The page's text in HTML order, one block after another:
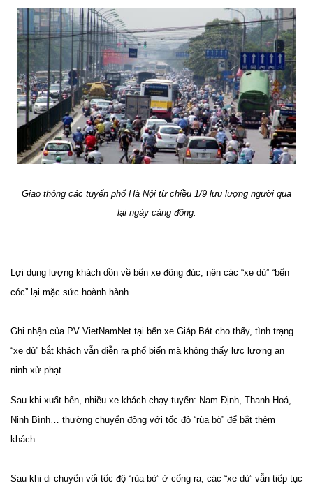
Giao thông các tuyến phố Hà Nội từ chiều 1/9 lưu lượng người qua
lại ngày càng đông.
Lợi dụng lượng khách dồn về bến xe đông đúc, nên các “xe dù” “bến
cóc” lại mặc sức hoành hành
Ghi nhận của PV VietNamNet tại bến xe Giáp Bát cho thấy, tình trạng
“xe dù” bắt khách vẫn diễn ra phổ biến mà không thấy lực lượng an
ninh xử phạt.
Sau khi xuất bến, nhiều xe khách chạy tuyến: Nam Định, Thanh Hoá,
Ninh Bình… thường chuyển động với tốc độ “rùa bò” để bắt thêm
khách.
Sau khi di chuyển vối tốc độ “rùa bò” ở cổng ra, các “xe dù” vẫn tiếp tục